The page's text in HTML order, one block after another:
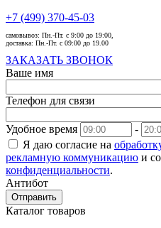
+7 (499) 370-45-03
самовывоз: Пн.-Пт. с 9:00 до 19:00,
доставка: Пн.-Пт. с 09:00 до 19.00
ЗАКАЗАТЬ ЗВОНОК
Ваше имя
Телефон для связи
Удобное время
-
Я даю согласие на
рекламную коммуникацию и
конфиденциальности.
Антибот
Отправить
Каталог товаров